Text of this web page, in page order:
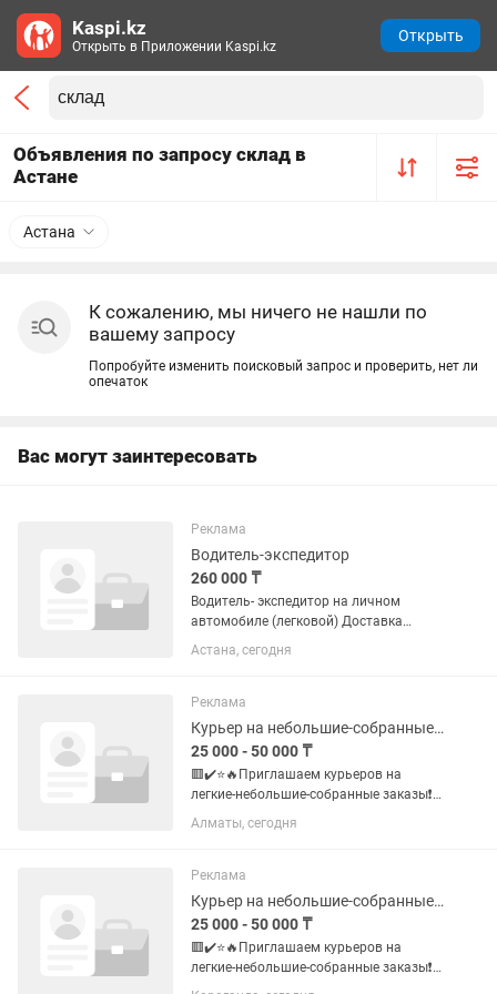
Объявления по запросу склад в
Астане
Астана
К сожалению, мы ничего не нашли по
вашему запросу
Попробуйте изменить поисковый запрос и проверить, нет ли
опечаток
Вас могут заинтересовать
Реклама
Водитель-экспедитор
260 000 ₸
Водитель- экспедитор на личном
автомобиле (легковой) Доставка
товаров по торговым точкам (
г.Астана). Прием товара со склада,
Работа с сопроводительной...
Астана, сегодня
Реклама
Курьер на небольшие-собранные заказы (аптеки, кофейни, магазины)
25 000 - 50 000 ₸
🟥✔️⭐️🔥Приглашаем курьеров на
легкие-небольшие-собранные заказы❗️
💰✔️📮Доход: 🔥💯💸 Mы платим много -
до 18.000-25.000-50.000 тг в день 🧮
Авто- на машине 3. Вело-...
Алматы, сегодня
Реклама
Курьер на небольшие-собранные заказы (аптеки, кофейни, магазины)
25 000 - 50 000 ₸
🟥✔️⭐️🔥Приглашаем курьеров на
легкие-небольшие-собранные заказы❗️
💰✔️📮Доход: 🔥💯💸 Mы платим много -
Kaspi.kz
Открыть в Приложении Kaspi.kz
Открыть